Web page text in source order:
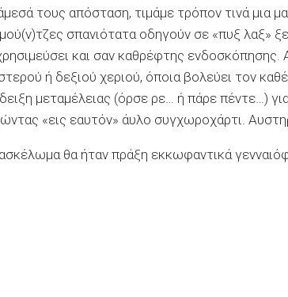
τους απόσταση, τιμάμε τρόπον τινά μια
σπανιότατα οδηγούν σε «πυξ λαξ»
και σαν καθρέφτης ενδοσκόπησης.
ή δεξιού χεριού, όποια βολεύει τον
μεταμέλειας (όρσε ρε… ή πάρε πέντε…)
«εις εαυτόν» άυλο συγχωροχάρτι.
θα ήταν πράξη εκκωφαντικά